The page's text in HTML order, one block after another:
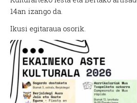
14an izango da.
Ikusi egitaraua osorik.